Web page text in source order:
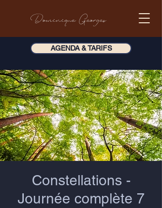
Dominique Georges
AGENDA & TARIFS
Constellations -
Journée complète 7